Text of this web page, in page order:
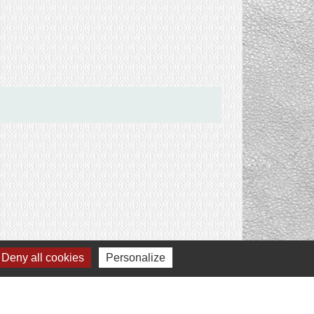
Signaler une erreur sur cette page
Deny all cookies Personalize